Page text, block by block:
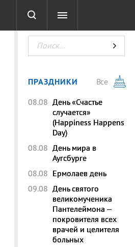
ТЕСТЫ
ПРАЗДНИКИ
Все
08.08 День «Счастье
случается»
(Happiness Happens
Day)
08.08 День мира в
Аугсбурге
08.08 Ермолаев день
09.08 День святого
великомученика
Пантелеймона –
покровителя всех
врачей и целителя
больных